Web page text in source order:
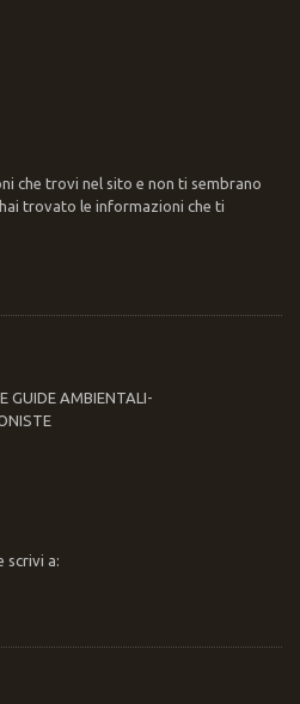
che trovi nel sito e non ti sembrano
trovato le informazioni che ti
GUIDE AMBIENTALI-
scrivi a: